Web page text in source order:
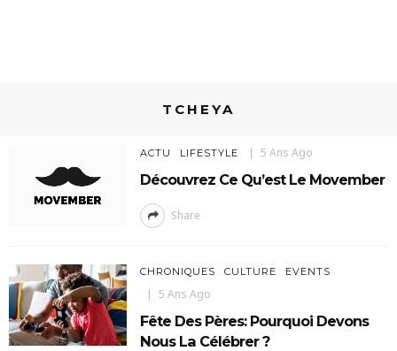
TCHEYA
ACTU LIFESTYLE 5 Ans Ago
Découvrez Ce Qu’est Le Movember
Share
CHRONIQUES CULTURE EVENTS
5 Ans Ago
Fête Des Pères: Pourquoi Devons
Nous La Célébrer ?